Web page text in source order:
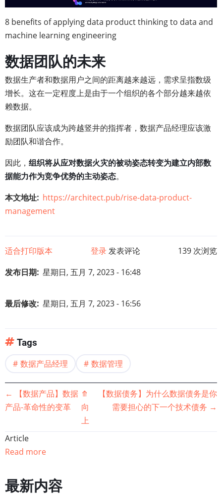
8 benefits of applying data product thinking to data and
machine learning engineering
数据团队的未来
数据生产者和数据用户之间的距离越来越远，需求呈指数级
增长。这在一定程度上是由于一个组织的各个部分越来越依
赖数据。
数据团队应该成为跨越竖井的指挥者，数据产品经理应该激
励团队和谐合作。
因此， 组织将从应对数据火灾的被动姿态转变为建立内部数
据能力作为竞争优势的主动姿态。
本文地址 https://architect.pub/rise-data-product-
management
适合打印版本 登录发表评论
139 次浏览
发布日期 星期日, 五月 7, 2023 - 16:48
最后修改 星期日, 五月 7, 2023 - 16:56
Tags
数据产品经理 数据管理
书
籍
遍
链
←
【数据产品】数据
产品-革命性的变革
⤊
向
上
【数据债务】为什么数据债务是你
需要担心的下一个技术债务 →
Article
Read more
最新内容